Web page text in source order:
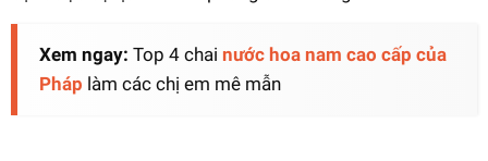
Xem ngay: Top 4 chai nước hoa nam cao cấp của
Pháp làm các chị em mê mẫn